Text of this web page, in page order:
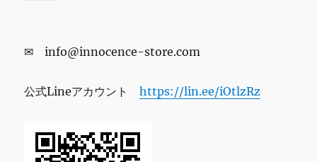
✉ info@innocence-store.com
公式Lineアカウントhttps://lin.ee/iOtlzRz